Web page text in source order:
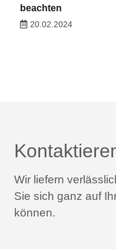
beachten
20.02.2024
Wir liefern
Sie sich ganz auf
können.